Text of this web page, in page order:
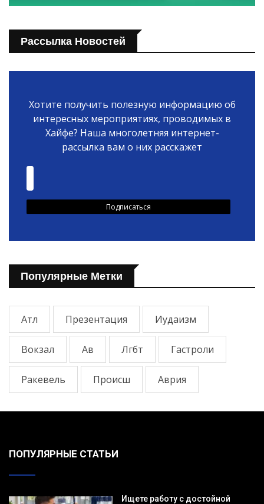
Рассылка Новостей
Хотите получить полезную информацию об
интересных мероприятиях, проводимых в
Хайфе? Наша многолетняя интернет-
рассылка вам о них расскажет
Популярные Метки
Атл Презентация Иудаизм
Вокзал Ав Лгбт Гастроли
Ракевель Происш Аврия
ПОПУЛЯРНЫЕ СТАТЬИ
Ищете работу с достойной